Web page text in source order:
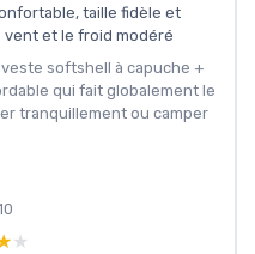
taille fidèle et
et le froid modéré
softshell à capuche +
qui fait globalement le
tranquillement ou camper